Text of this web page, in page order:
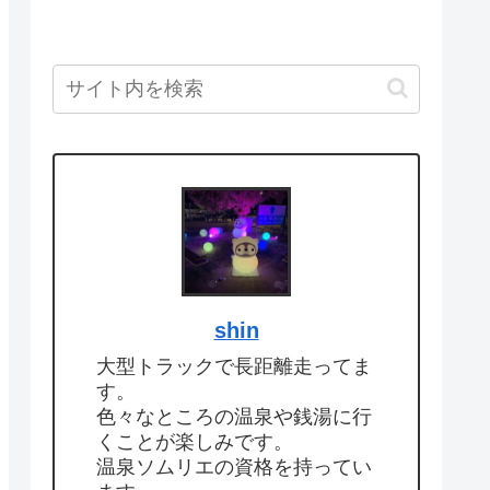
shin
大型トラックで長距離走ってま
す。
色々なところの温泉や銭湯に行
くことが楽しみです。
温泉ソムリエの資格を持ってい